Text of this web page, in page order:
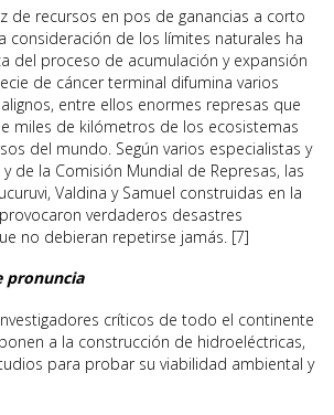
de recursos en pos de ganancias a corto
consideración de los límites naturales ha
del proceso de acumulación y expansión
de cáncer terminal difumina varios
entre ellos enormes represas que
miles de kilómetros de los ecosistemas
del mundo. Según varios especialistas y
de la Comisión Mundial de Represas, las
Valdina y Samuel construidas en la
verdaderos desastres
no debieran repetirse jamás. [7]
pronuncia
críticos de todo el continente
a la construcción de hidroeléctricas,
para probar su viabilidad ambiental y